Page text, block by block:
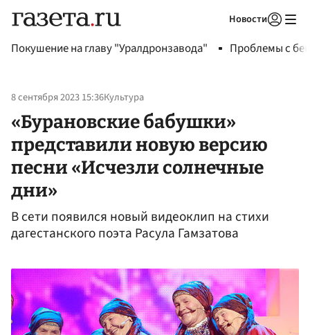
Новости
Покушение на главу "Уралдронзавода" Проблемы с
8 сентября 2023 15:36Культура
«Бурановские бабушки»
представили новую версию
песни «Исчезли солнечные
дни»
В сети появился новый видеоклип на стихи
дагестанского поэта Расула Гамзатова